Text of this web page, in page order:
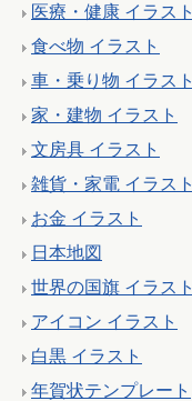
医療・健康 イラスト
食べ物 イラスト
車・乗り物 イラスト
家・建物 イラスト
文房具 イラスト
雑貨・家電 イラスト
お金 イラスト
日本地図
世界の国旗 イラスト
アイコン イラスト
白黒 イラスト
年賀状テンプレート